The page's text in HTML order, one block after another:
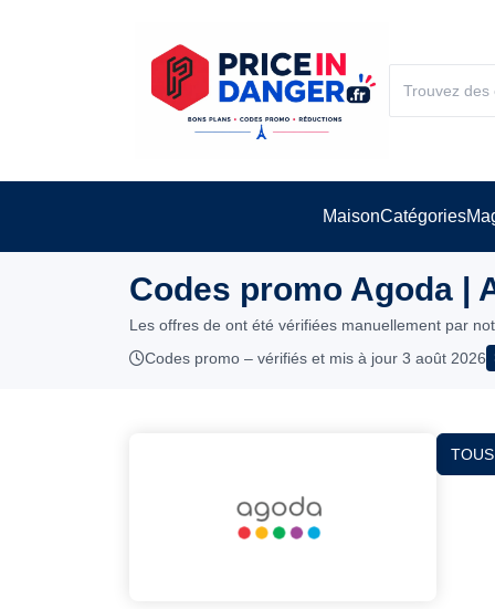
MaisonCatégories
Codes promo Agoda |
Les offres de ont été vérifiées manuellement par
Codes promo – vérifiés et mis à jour 3 août 2026